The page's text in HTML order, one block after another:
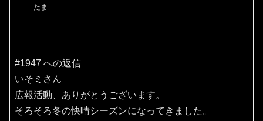
たま
#1947 への返信
いそミさん
広報活動、ありがとうございます。
そろそろ冬の快晴シーズンになってきました。